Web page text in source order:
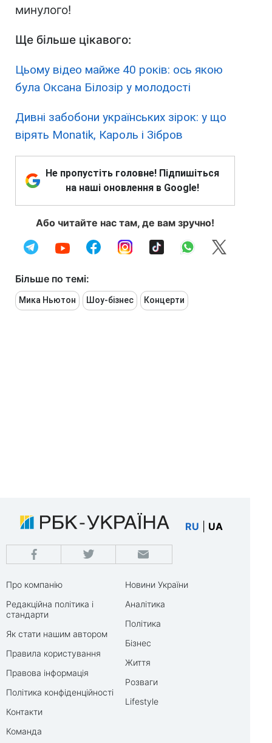
минулого!
Ще більше цікавого:
Цьому відео майже 40 років: ось якою
була Оксана Білозір у молодості
Дивні забобони українських зірок: у що
вірять Monatik, Кароль і Зібров
Не пропустіть головне! Підпишіться
на наші оновлення в Google!
Або читайте нас там, де вам зручно!
Більше по темі:
Мика Ньютон Шоу-бізнес Концерти
RU UA
Про компанію
Редакційна політика і
стандарти
Як стати нашим автором
Правила користування
Правова інформація
Політика конфіденційності
Контакти
Команда
Новини України
Аналітика
Політика
Бізнес
Життя
Розваги
Lifestyle